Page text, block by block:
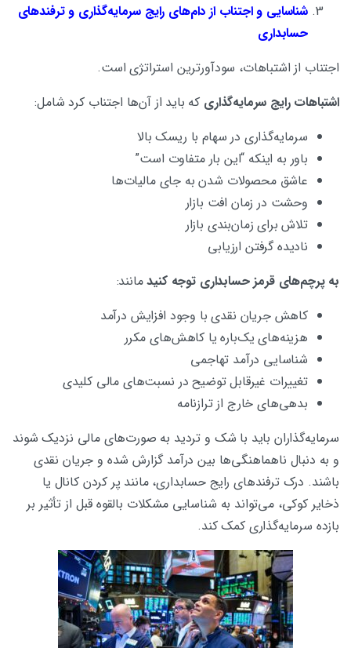
شناسایی و اجتناب از دام‌های رایج سرمایه‌گذاری و ترفندهای
حسابداری
اجتناب از اشتباهات، سودآورترین استراتژی است.
اشتباهات رایج سرمایه‌گذاری که باید از آن‌ها اجتناب کرد شامل:
سرمایه‌گذاری در سهام با ریسک بالا
باور به اینکه “این بار متفاوت است”
عاشق محصولات شدن به جای مالیات‌ها
وحشت در زمان افت بازار
تلاش برای زمان‌بندی بازار
نادیده گرفتن ارزیابی
به پرچم‌های قرمز حسابداری توجه کنیدمانند:
کاهش جریان نقدی با وجود افزایش درآمد
هزینه‌های یک‌باره یا کاهش‌های مکرر
شناسایی درآمد تهاجمی
تغییرات غیرقابل توضیح در نسبت‌های مالی کلیدی
بدهی‌های خارج از ترازنامه
سرمایه‌گذاران باید با شک و تردید به صورت‌های مالی نزدیک شوند
و به دنبال ناهماهنگی‌ها بین درآمد گزارش شده و جریان نقدی
باشند. درک ترفندهای رایج حسابداری، مانند پر کردن کانال یا
ذخایر کوکی، می‌تواند به شناسایی مشکلات بالقوه قبل از تأثیر بر
بازده سرمایه‌گذاری کمک کند.